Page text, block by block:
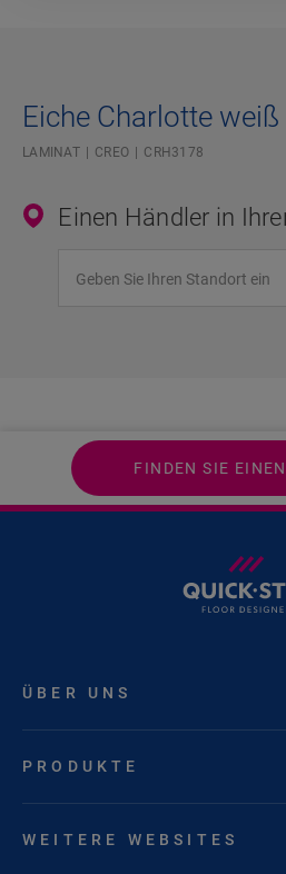
Eiche Charlotte weiß
LAMINAT CREO CRH3178
Einen Händler in
FINDEN SIE
ÜBER UNS
PRODUKTE
WEITERE WEBSITES